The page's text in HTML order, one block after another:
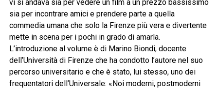
vi si andava sia per vedere un film a un prezzo bassissimo
sia per incontrare amici e prendere parte a quella
commedia umana che solo la Firenze più vera e divertente
mette in scena per i pochi in grado di amarla.
L’introduzione al volume è di Marino Biondi, docente
dell’Università di Firenze che ha condotto l’autore nel suo
percorso universitario e che è stato, lui stesso, uno dei
frequentatori dell’Universale: «Noi moderni, postmoderni